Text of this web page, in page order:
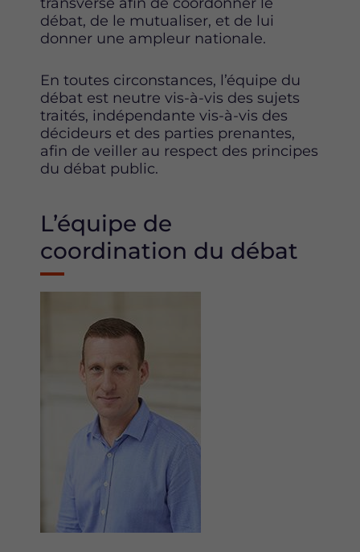
débat, de le mutualiser, et de lui
donner une ampleur nationale.
En toutes circonstances, l’équipe du
débat est neutre vis-à-vis des sujets
traités, indépendante vis-à-vis des
décideurs et des parties prenantes,
afin de veiller au respect des principes
du débat public.
L’équipe de
coordination du débat